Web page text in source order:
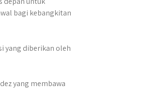
bagi kebangkitan
yang diberikan oleh
yang membawa